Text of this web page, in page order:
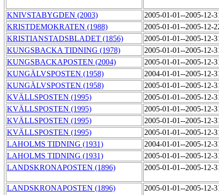
KNIVSTABYGDEN (2003)
2005-01-01--2005-12-
KRISTDEMOKRATEN (1988)
2005-01-01--2005-12-
KRISTIANSTADSBLADET (1856)
2005-01-01--2005-12-
KUNGSBACKA TIDNING (1978)
2005-01-01--2005-12-
KUNGSBACKAPOSTEN (2004)
2005-01-01--2005-12-
KUNGÄLVSPOSTEN (1958)
2004-01-01--2005-12-
KUNGÄLVSPOSTEN (1958)
2005-01-01--2005-12-
KVÄLLSPOSTEN (1995)
2005-01-01--2005-12-
KVÄLLSPOSTEN (1995)
2005-01-01--2005-12-
KVÄLLSPOSTEN (1995)
2005-01-01--2005-12-
KVÄLLSPOSTEN (1995)
2005-01-01--2005-12-
LAHOLMS TIDNING (1931)
2004-01-01--2005-12-
LAHOLMS TIDNING (1931)
2005-01-01--2005-12-
LANDSKRONAPOSTEN (1896)
2005-01-01--2005-12-
LANDSKRONAPOSTEN (1896) 2005-01-01--2005-12-